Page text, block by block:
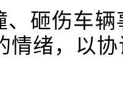
、砸伤车
情绪，以